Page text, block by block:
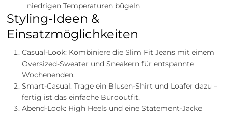
niedrigen Temperaturen bügeln
Styling-Ideen &
Einsatzmöglichkeiten
Casual-Look: Kombiniere die Slim Fit Jeans mit einem
Oversized-Sweater und Sneakern für entspannte
Wochenenden.
Smart-Casual: Trage ein Blusen-Shirt und Loafer dazu –
fertig ist das einfache Bürooutfit.
Abend-Look: High Heels und eine Statement-Jacke